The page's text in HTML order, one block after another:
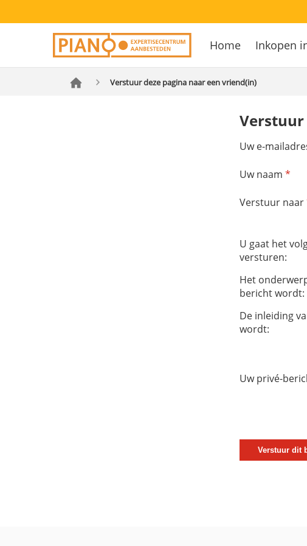
Overslaan
Secondary
navigation
Hoofdnavigatie
Home Inkopen
Verstuur deze pagina naar een vriend(in)
Verstuur
Uw e-
Uw naam*
Verstuur naar
U gaat het
versturen:
Het
bericht wordt:
De inleiding
wordt:
Uw privé-